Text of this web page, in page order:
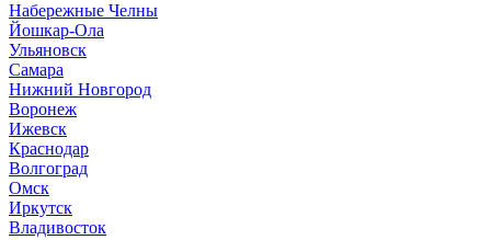
Набережные Челны
Йошкар-Ола
Ульяновск
Самара
Нижний Новгород
Воронеж
Ижевск
Краснодар
Волгоград
Омск
Иркутск
Владивосток